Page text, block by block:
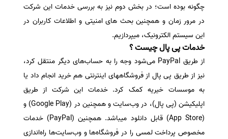
چگونه بوده است؛ در بخش دوم نیز به بررسی خدمات این شرکت
در مرور زمان و همچنین بحث های امنیتی و اطلاعات کاربران در
این سیستم الکترونیک، میپردازیم.
خدمات پی پال چیست ؟
از طریق PayPal می‌شود وجه را به حساب‌های دیگر منتقل کرد،
نیز از طریق پی پال از فروشگاههای اینترنتی هم خرید انجام داد یا
به موسسات خیریه کمک کرد. خدمات این شرکت از طریق
اپلیکیشن (پی پال)، در وب‌سایت و همچنین در (Google Play) و
(App Store) قابل دانلود میباشد. همچنین (PayPal) خدمات
مخصوص پرداخت لمسی را در فروشگاه‌ها و وب‌سایت‌ها راه‌اندازی